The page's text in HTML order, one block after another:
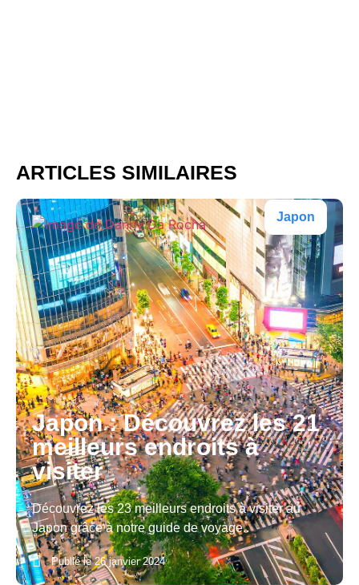
ARTICLES SIMILAIRES
Japon
Japon : Découvrez les 21
meilleurs endroits à
visiter
Découvrez les 23 meilleurs endroits à visiter au
Japon grâce à notre guide de voyage..
Publié le26 janvier 2024